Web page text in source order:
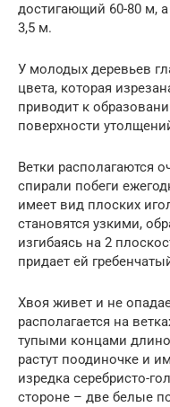
достигающий 60-80 м,
3,5 м.
У молодых деревьев
цвета, которая
приводит к
поверхности
Ветки располагаются
спирали побеги
имеет вид плоских
становятся узкими,
изгибаясь на 2
придает ей
Хвоя живет и не
располагается на
тупыми концами
растут поодиночке и
изредка серебристо-
стороне – две белые